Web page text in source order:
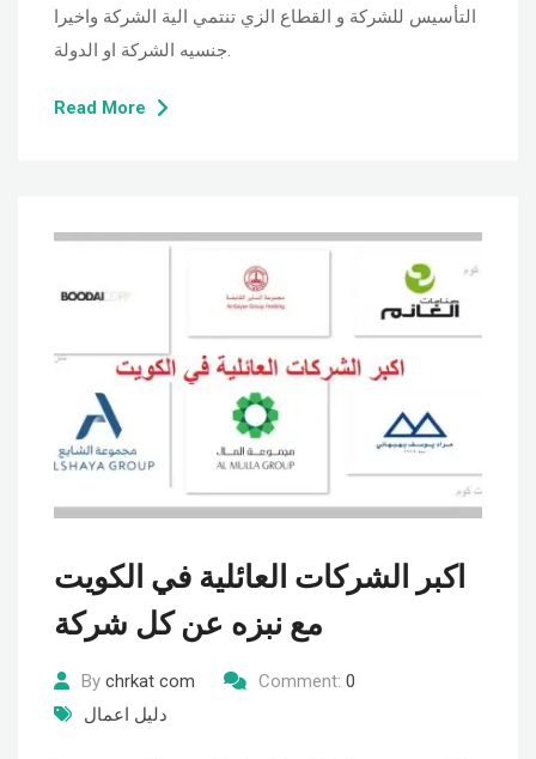
التأسيس للشركة و القطاع الزي تنتمي الية الشركة واخيرا
جنسيه الشركة او الدولة.
Read More
اكبر الشركات العائلية في الكويت
مع نبزه عن كل شركة
By chrkat com Comment: 0
دليل اعمال